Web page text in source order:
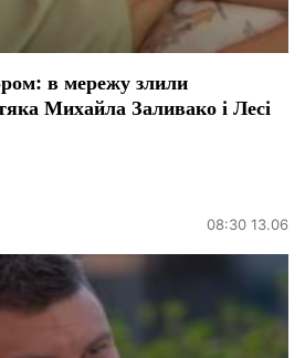
в мережу злили
Михайла Заливако і Лесі
08:30 13.06